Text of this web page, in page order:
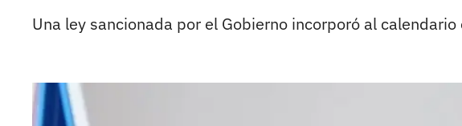
Una ley sancionada por el Gobierno incorporó al